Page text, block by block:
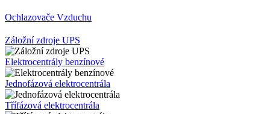
Ochlazovače Vzduchu
Záložní zdroje UPS
Elektrocentrály benzínové
Jednofázová elektrocentrála
Třífázová elektrocentrála